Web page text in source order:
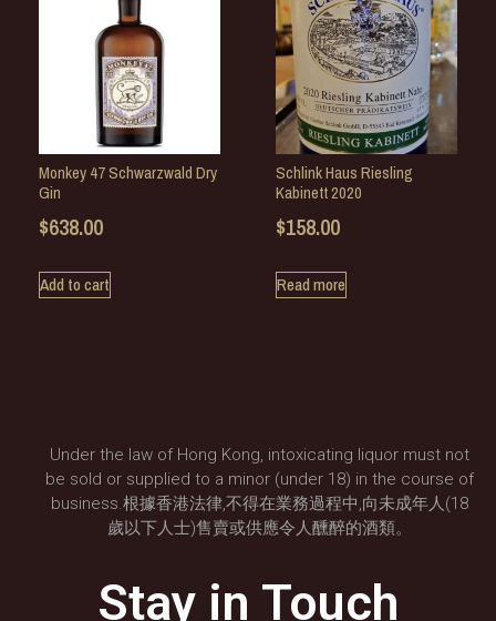
Monkey 47 Schwarzwald Dry
Gin
$638.00
Add to cart
Schlink Haus Riesling
Kabinett 2020
$158.00
Read more
Under the law of Hong Kong, intoxicating liquor must not
be sold or supplied to a minor (under 18) in the course of
business.根據香港法律,不得在業務過程中,向未成年人(18
歲以下人士)售賣或供應令人醺醉的酒類。
Stay in Touch